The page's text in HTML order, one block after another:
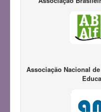
Associação Nacional